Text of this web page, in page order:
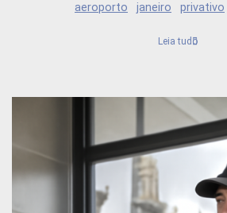
aeroporto janeiro privativo
Leia tudo